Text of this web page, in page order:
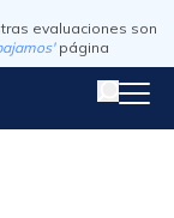
evaluaciones son
página